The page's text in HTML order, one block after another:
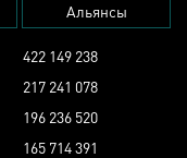
Альянсы
422 149 238
217 241 078
196 236 520
165 714 391